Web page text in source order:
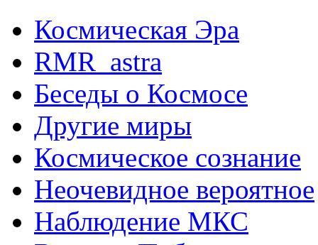
Космическая Эра
RMR_astra
Беседы о Космосе
Другие миры
Космическое сознание
Неочевидное вероятное
Наблюдение МКС